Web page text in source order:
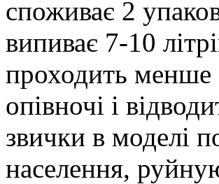
споживає 2
випиває 7-10
проходить менше
опівночі і
звички в моделі
населення,